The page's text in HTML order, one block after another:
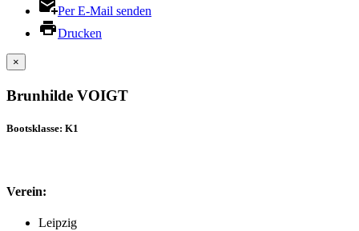
Per E-Mail senden
Drucken
×
Brunhilde VOIGT
Bootsklasse: K1
Verein:
Leipzig